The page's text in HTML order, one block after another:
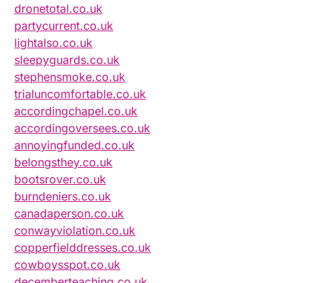
dronetotal.co.uk
partycurrent.co.uk
lightalso.co.uk
sleepyguards.co.uk
stephensmoke.co.uk
trialuncomfortable.co.uk
accordingchapel.co.uk
accordingoversees.co.uk
annoyingfunded.co.uk
belongsthey.co.uk
bootsrover.co.uk
burndeniers.co.uk
canadaperson.co.uk
conwayviolation.co.uk
copperfielddresses.co.uk
cowboysspot.co.uk